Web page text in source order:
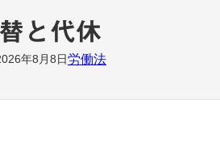
と代休
年8月8日労働法